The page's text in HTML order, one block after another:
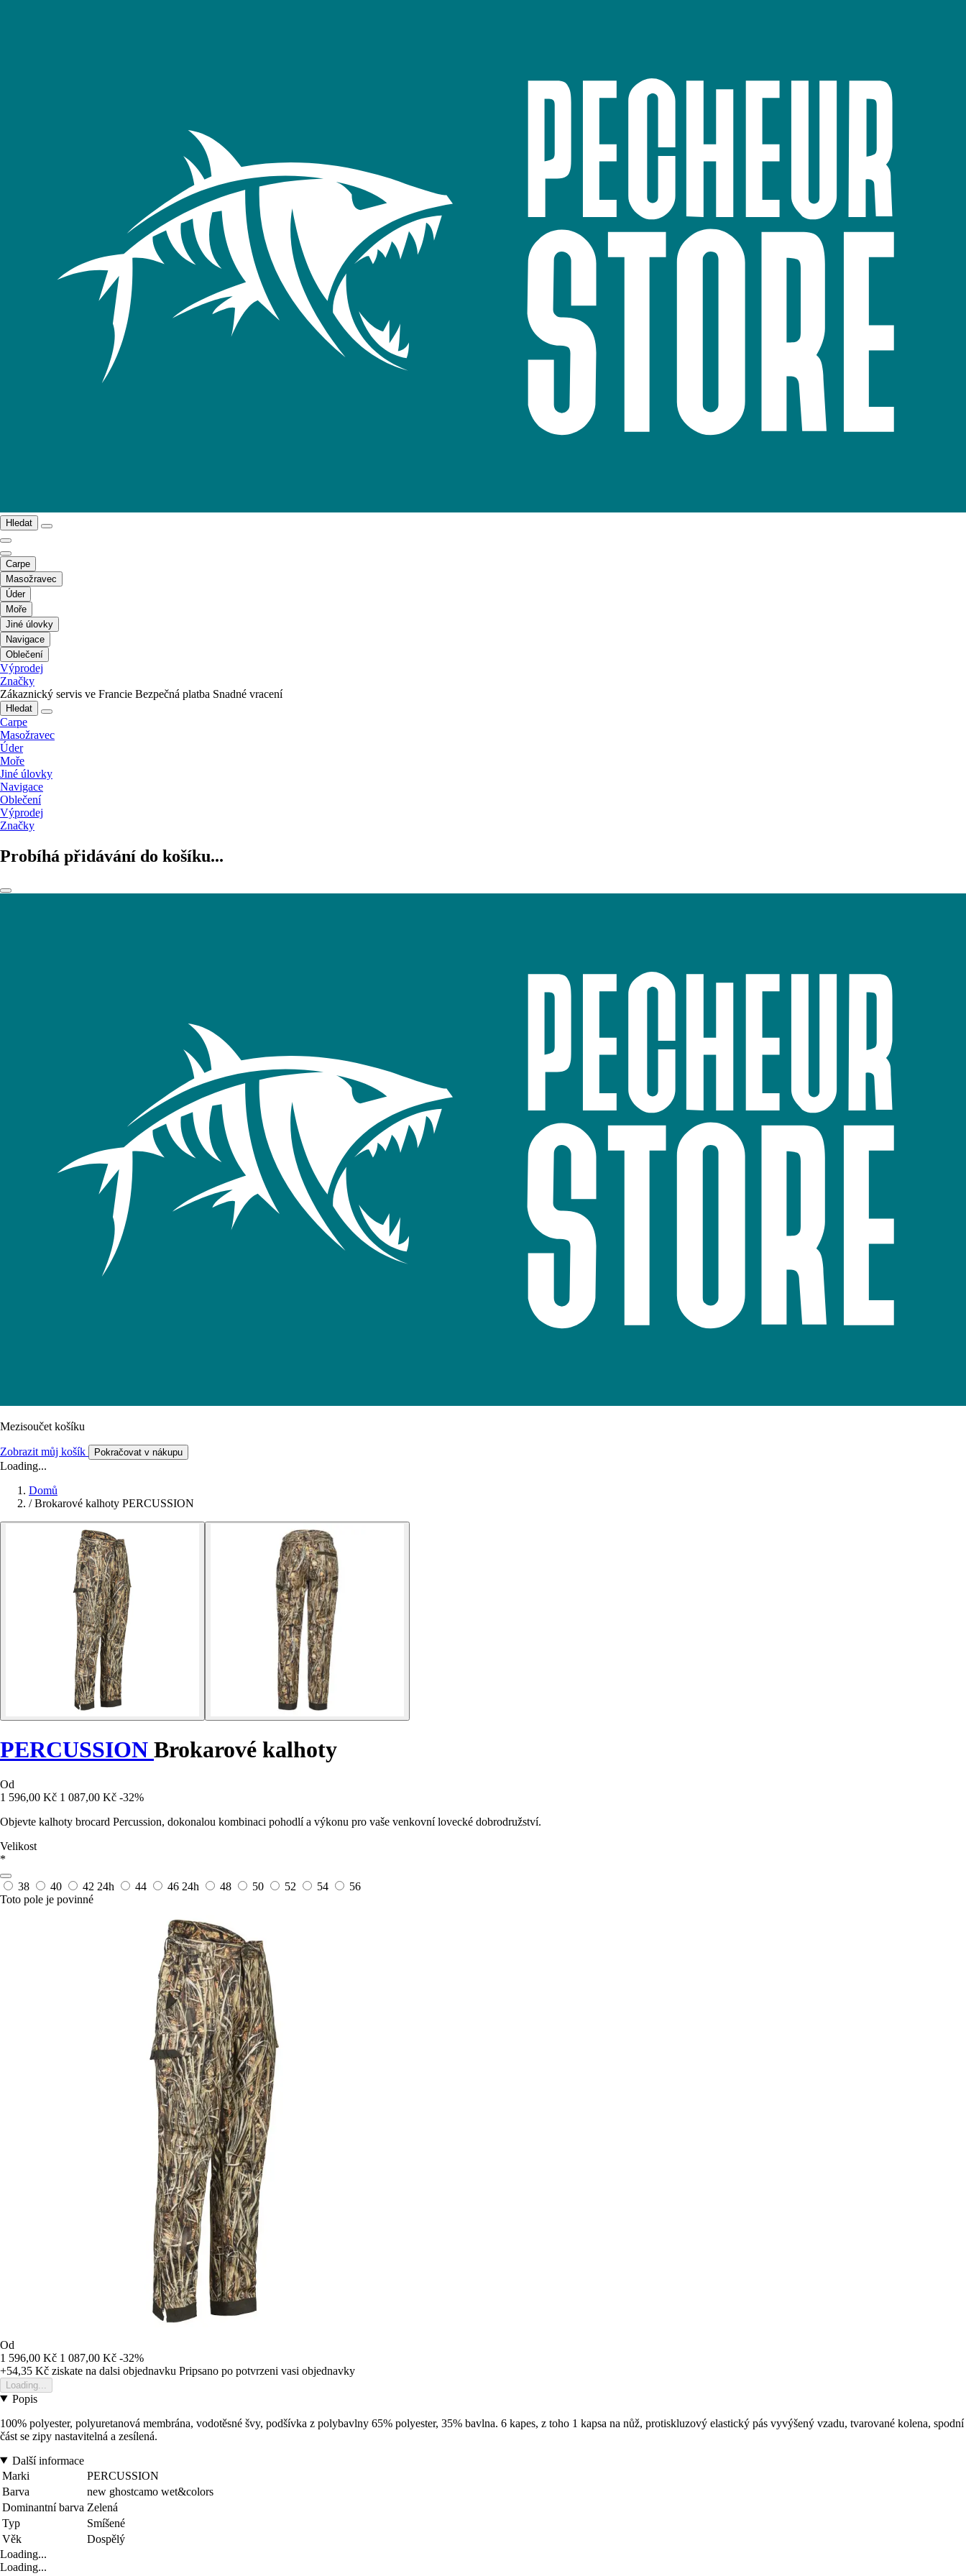
Hledat
Carpe
Masožravec
Úder
Moře
Jiné úlovky
Navigace
Oblečení
Výprodej
Značky
Zákaznický servis ve Francie Bezpečná platba Snadné vracení
Hledat
Carpe
Masožravec
Úder
Moře
Jiné úlovky
Navigace
Oblečení
Výprodej
Značky
Probíhá přidávání do košíku...
Mezisoučet košíku
Zobrazit můj košík Pokračovat v nákupu
Loading...
Domů
/ Brokarové kalhoty PERCUSSION
PERCUSSION Brokarové kalhoty
Od
1 596,00 Kč 1 087,00 Kč -32%
Objevte kalhoty brocard Percussion, dokonalou kombinaci pohodlí a výkonu pro vaše venkovní lovecké dobrodružství.
Velikost
*
38 40 42 24h 44 46 24h 48 50 52 54
56
Toto pole je povinné
Od
1 596,00 Kč 1 087,00 Kč -32%
+54,35 Kč ziskate na dalsi objednavku Pripsano po potvrzeni vasi objednavky
Loading...
Popis
100% polyester, polyuretanová membrána, vodotěsné švy, podšívka z polybavlny 65% polyester, 35% bavlna. 6 kapes, z toho 1 kapsa na nůž, protiskluzový elastický pás vyvýšený vzadu, tvarované kolena, spodní
část se zipy nastavitelná a zesílená.
Další informace
Marki
PERCUSSION
Barva
new ghostcamo wet&colors
Dominantní barva Zelená
Typ
Smíšené
Věk
Dospělý
Loading...
Loading...